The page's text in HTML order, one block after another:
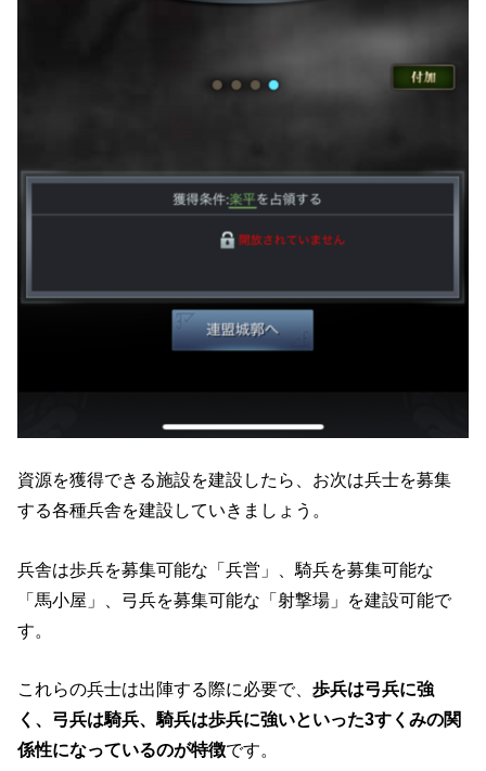
資源を獲得できる施設を建設したら、お次は兵士を募集
する各種兵舎を建設していきましょう。
兵舎は歩兵を募集可能な「兵営」、騎兵を募集可能な
「馬小屋」、弓兵を募集可能な「射撃場」を建設可能で
す。
これらの兵士は出陣する際に必要で、歩兵は弓兵に強
く、弓兵は騎兵、騎兵は歩兵に強いといった3すくみの関
係性になっているのが特徴です。